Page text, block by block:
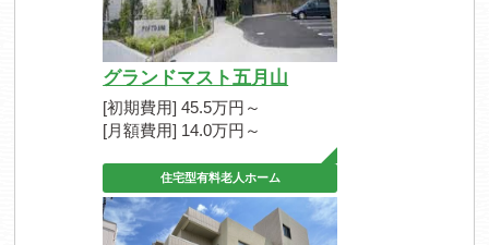
グランドマスト五月山
[初期費用] 45.5万円～
[月額費用] 14.0万円～
住宅型有料老人ホーム